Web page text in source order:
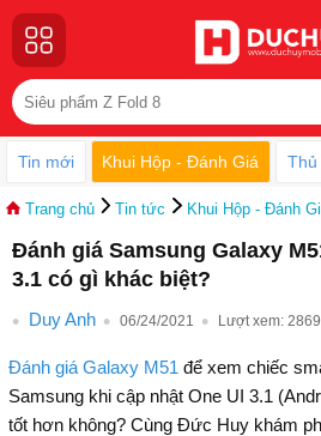
Tin mới Khui Hộp - Đánh Giá Thủ
Trang chủ Tin tức Khui Hộp - Đánh
Đánh giá Samsung Galaxy
3.1 có gì khác biệt?
Duy Anh 06/24/2021 Lượt xem: 2869
Đánh giá Galaxy M51 để xem chiếc
Samsung khi cập nhật One UI 3.1
tốt hơn không? Cùng Đức Huy khám